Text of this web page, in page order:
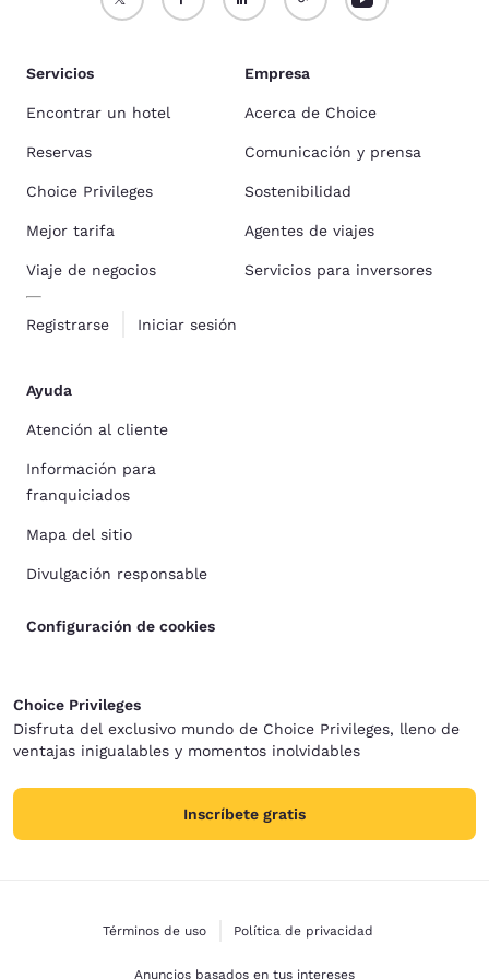
Servicios
Encontrar un hotel
Reservas
Choice Privileges
Mejor tarifa
Viaje de negocios
Registrarse Iniciar sesión
Empresa
Acerca de Choice
Comunicación y prensa
Sostenibilidad
Agentes de viajes
Servicios para inversores
Ayuda
Atención al cliente
Información para
franquiciados
Mapa del sitio
Divulgación responsable
Configuración de cookies
Choice Privileges
Disfruta del exclusivo mundo de Choice Privileges, lleno de
ventajas inigualables y momentos inolvidables
Inscríbete gratis
Términos de uso Política de privacidad
Anuncios basados en tus intereses